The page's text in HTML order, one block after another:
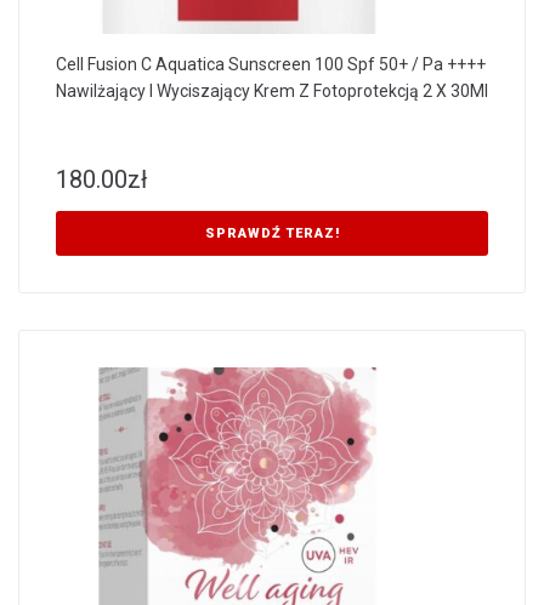
Cell Fusion C Aquatica Sunscreen 100 Spf 50+ / Pa ++++
Nawilżający I Wyciszający Krem Z Fotoprotekcją 2 X 30Ml
180.00zł
SPRAWDŹ TERAZ!